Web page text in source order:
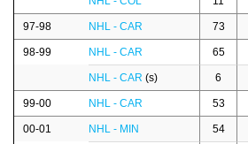
97-98 NHL - CAR 73
98-99 NHL - CAR 65
NHL - CAR (s) 6
99-00 NHL - CAR 53
00-01 NHL - MIN 54